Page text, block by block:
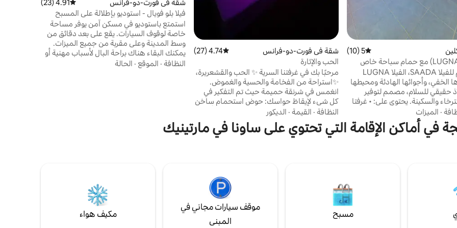
متوسط التقييم 5 من 5، 10 مراجعات
5 (10)
الأخت التوأم للفيلا SAADA، الفيلا LUGNA
الخفي، وأجوائها الهادئة ومحيطها
ملاذ حقيقي للسلام، مصمم لتوفير
الراحة والاسترخاء والسكينة. يحتوي على: • غرفتا
الأريكة) • المطبخ المجهز بالكامل •
حمام سباحة ساخن للاسترخاء في أي وقت ✨ تم
كل التفاصيل لجعل إقامتك لحظة لا
· الميزات
شقة في فورت-دو-فرانس متوسط التقييم 4.74 من 5، 27 مراجعات
4.74 (27)
الحب والإثارة
مرحبًا بك في غرفتنا السرية ✨ الحب والقشعريرة،
✨استراحة من الفخامة والحسية والغموض.
انغمس في شرنقة حميمة حيث تم التفكير في
كل شيء لإيقاظ حواسك: حوض استحمام ساخن
خاص وساونا دافئة وسرير مريح... وبعض الأشياء
السرية الموضوعة بعناية تحت تصرفك لتسوية
تجربة سفرك. سواء كنت تبحث عن ليلة شغوفة أو
عطلة رومانسية خالدة، فإن غرفتنا تعدك بلحظة
النظافة · القيمة · الديكور
شقة في فورت-دو-فرانس متوسط التقييم 4.91 من 5، 23 مراجعات
4.91 (23)
فيلا بلو فويال - استوديو بإطلالة على المسبح
استمتع باستوديو في مسكن آمن يوفر مساحة
خاصة لوقوف السيارات. يقع على بعد دقائق من
وسط المدينة وعلى مقربة من جميع الميزات.
يمكنك البقاء هناك براحة البال لأسباب مهنية أو
لزيارة الجزيرة. المسكن الجديد تمامًا، كما أنه
النظافة · الموقع · الحالة
في أماكن الإقامة التي تحتوي على ساونا في مارتينيك
مسبح
موقف سيارات مجاني في
المبنى
مكيف هواء